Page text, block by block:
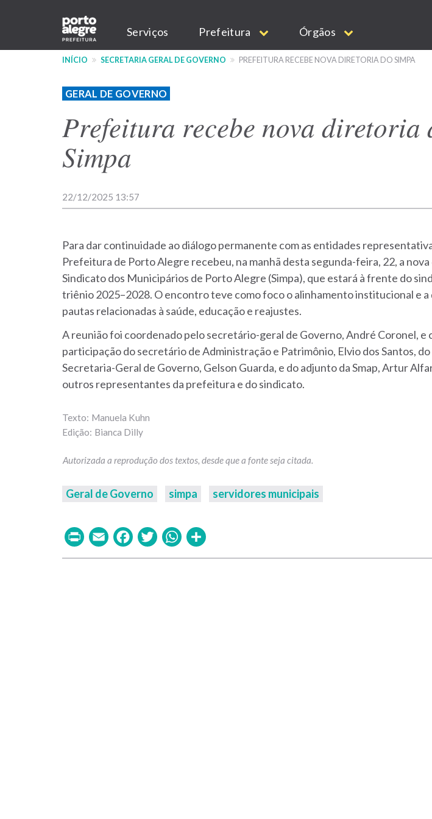
conteúdo
Main
navigation
Serviços Prefeitura Órgãos
INÍCIO SECRETARIA GERAL DE GOVERNO PREFEITURA RECEBE NOVA DIRETORIA DO SIMPA
GERAL DE GOVERNO
Prefeitura recebe nova diretoria
Simpa
22/12/2025 13:57
Para dar continuidade ao diálogo permanente com as entidades
Prefeitura de Porto Alegre recebeu, na manhã desta segunda-feira, 22, a
Sindicato dos Municipários de Porto Alegre (Simpa), que estará à frente do
triênio 2025–2028. O encontro teve como foco o alinhamento institucional e a
pautas relacionadas à saúde, educação e reajustes.
A reunião foi coordenado pelo secretário-geral de Governo, André Coronel, e
participação do secretário de Administração e Patrimônio, Elvio dos Santos,
Secretaria-Geral de Governo, Gelson Guarda, e do adjunto da Smap, Artur
outros representantes da prefeitura e do sindicato.
Manuela Kuhn
Bianca Dilly
Geral de Governo simpa servidores municipais
PrintEmailFacebook
TwitterWhatsApp